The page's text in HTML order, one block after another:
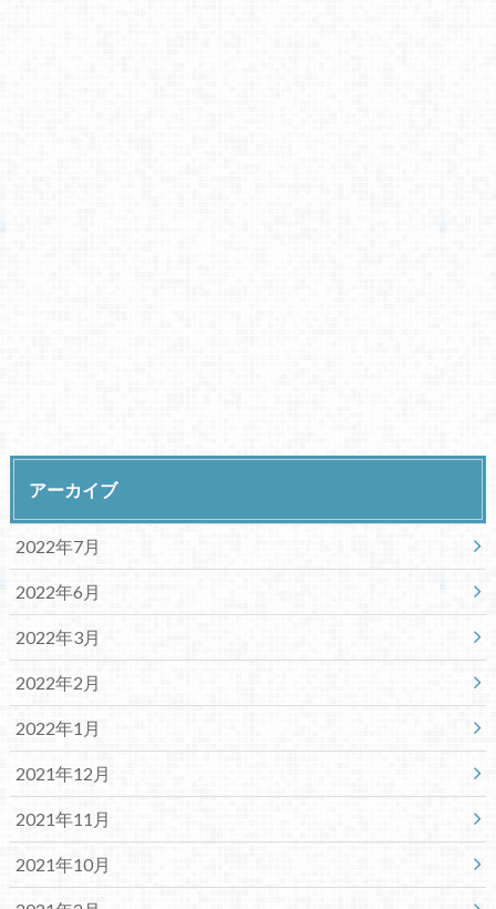
アーカイブ
2022年7月
2022年6月
2022年3月
2022年2月
2022年1月
2021年12月
2021年11月
2021年10月